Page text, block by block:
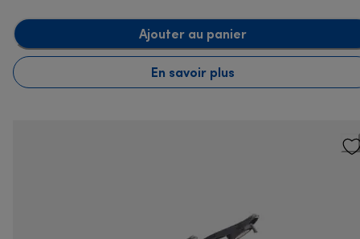
Ajouter au panier
En savoir plus